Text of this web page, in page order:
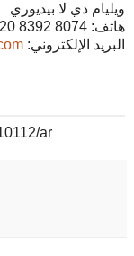
ويليام دي لا بيديوري
هاتف: 8074 8392 20(0) 44+
البريد الإلكتروني:
ar